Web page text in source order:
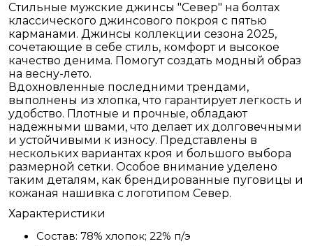
Стильные мужские джинсы "Север" на болтах
классического джинсового покроя с пятью
карманами. Джинсы коллекции сезона 2025,
сочетающие в себе стиль, комфорт и высокое
качество денима. Помогут создать модный образ
на весну-лето.
Вдохновленные последними трендами,
выполнены из хлопка, что гарантирует легкость и
удобство. Плотные и прочные, обладают
надежными швами, что делает их долговечными
и устойчивыми к износу. Представлены в
нескольких вариантах кроя и большого выбора
размерной сетки. Особое внимание уделено
таким деталям, как брендированные пуговицы и
кожаная нашивка с логотипом Север.
Характеристики
Состав: 78% хлопок; 22% п/э